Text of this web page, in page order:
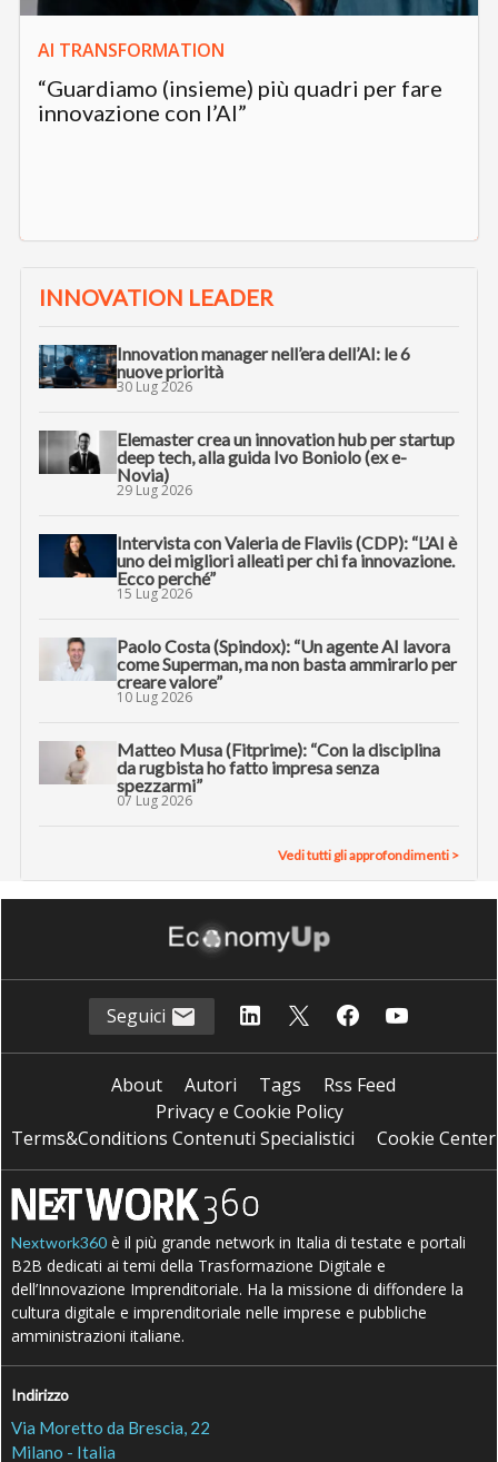
AI TRANSFORMATION
“Guardiamo (insieme) più quadri per fare
innovazione con l’AI”
INNOVATION LEADER
Innovation manager nell’era dell’AI: le 6
nuove priorità
30 Lug 2026
Elemaster crea un innovation hub per startup
deep tech, alla guida Ivo Boniolo (ex e-
Novia)
29 Lug 2026
Intervista con Valeria de Flaviis (CDP): “L’AI è
uno dei migliori alleati per chi fa innovazione.
Ecco perché”
15 Lug 2026
Paolo Costa (Spindox): “Un agente AI lavora
come Superman, ma non basta ammirarlo per
creare valore”
10 Lug 2026
Matteo Musa (Fitprime): “Con la disciplina
da rugbista ho fatto impresa senza
spezzarmi”
07 Lug 2026
Vedi tutti gli approfondimenti >
Seguici
About Autori Tags
Rss Feed
Privacy e Cookie Policy
Terms&Conditions Contenuti Specialistici
Cookie Center
Nextwork360 è il più grande network in Italia di testate e portali
B2B dedicati ai temi della Trasformazione Digitale e
dell’Innovazione Imprenditoriale. Ha la missione di diffondere la
cultura digitale e imprenditoriale nelle imprese e pubbliche
amministrazioni italiane.
Indirizzo
Via Moretto da Brescia, 22
Milano - Italia